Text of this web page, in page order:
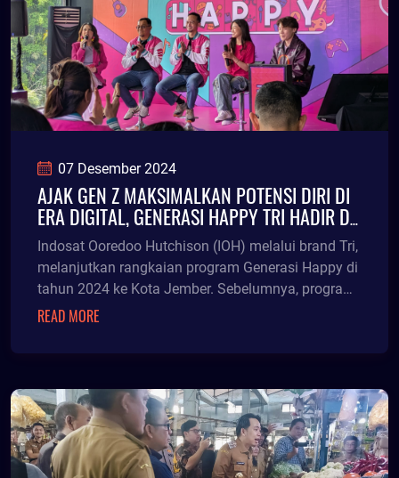
07 Desember 2024
AJAK GEN Z MAKSIMALKAN POTENSI DIRI DI
ERA DIGITAL, GENERASI HAPPY TRI HADIR DI
JEMBER
Indosat Ooredoo Hutchison (IOH) melalui brand Tri,
melanjutkan rangkaian program Generasi Happy di
tahun 2024 ke Kota Jember. Sebelumnya, program
ini telah mengunjungi Kota Jambi dan Kota Serang,
READ MORE